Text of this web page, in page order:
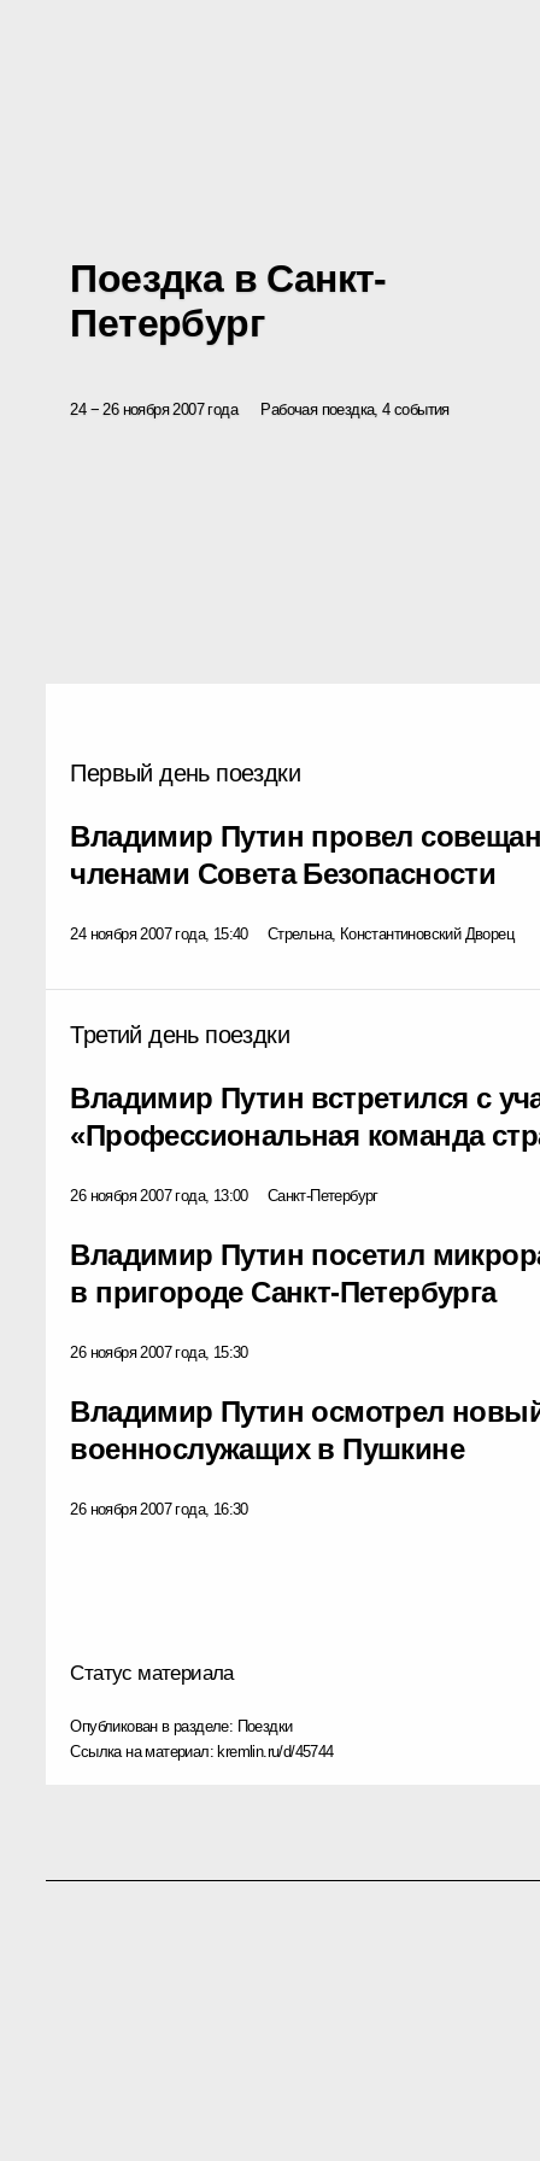
Поездка в Санкт-
Петербург
24 − 26 ноября 2007 года Рабочая поездка, 4 события
Первый день поездки
Владимир Путин провел
членами Совета Безопасности
24 ноября 2007 года, 15:40 Стрельна, Константиновский Дворец
Третий день поездки
Владимир Путин встретился с
«Профессиональная команда
26 ноября 2007 года, 13:00 Санкт-Петербург
Владимир Путин посетил
в пригороде Санкт-Петербурга
26 ноября 2007 года, 15:30
Владимир Путин осмотрел
военнослужащих в Пушкине
26 ноября 2007 года, 16:30
Статус материала
Опубликован в разделе: Поездки
Ссылка на материал: kremlin.ru/d/45744